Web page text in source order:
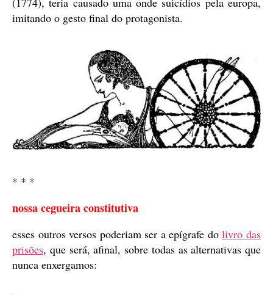
imitando o gesto final do protagonista.
* * *
nossa cegueira constitutiva
esses outros versos poderiam ser a epígrafe dolivro das
prisões, que será, afinal, sobre todas as alternativas que
nunca enxergamos: